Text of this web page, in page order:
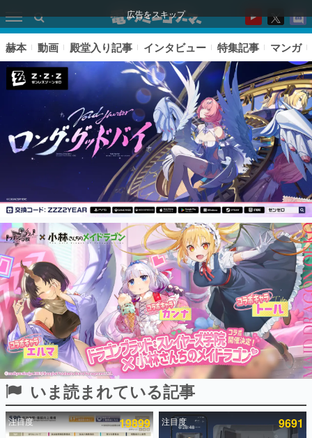
広告をスキップ
ピックアップ
電ファミのいま読まれている記事ランキング
アプリセール情報
インタビュー
連載・特集一覧
殿堂入り記事
SNS拡散数が数千以上！ ページビュー数万以上！ などな
ど。多くの人々に読まれた、電ファミ渾身の“殿堂入り”記
事をまとめました。
赫本 動画 殿堂入り記事 インタビュー 特集記事 マンガ
いま読まれている記事
注目度 19899 注目度 9691